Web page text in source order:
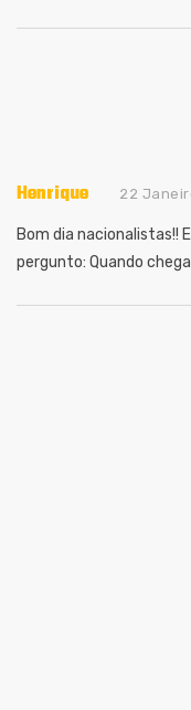
Henrique 22
Bom dia nacionalistas!!
pergunto: Quando